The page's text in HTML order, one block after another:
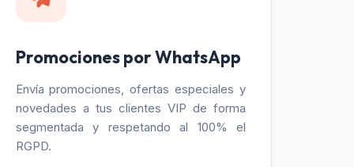
Promociones por WhatsApp
Envía promociones, ofertas especiales y
novedades a tus clientes VIP de forma
segmentada y respetando al 100% el
RGPD.